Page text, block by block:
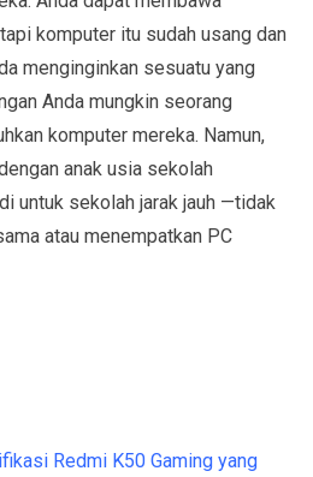
komputer itu sudah usang dan
menginginkan sesuatu yang
Anda mungkin seorang
komputer mereka. Namun,
anak usia sekolah
untuk sekolah jarak jauh —tidak
atau menempatkan PC
Redmi K50 Gaming yang